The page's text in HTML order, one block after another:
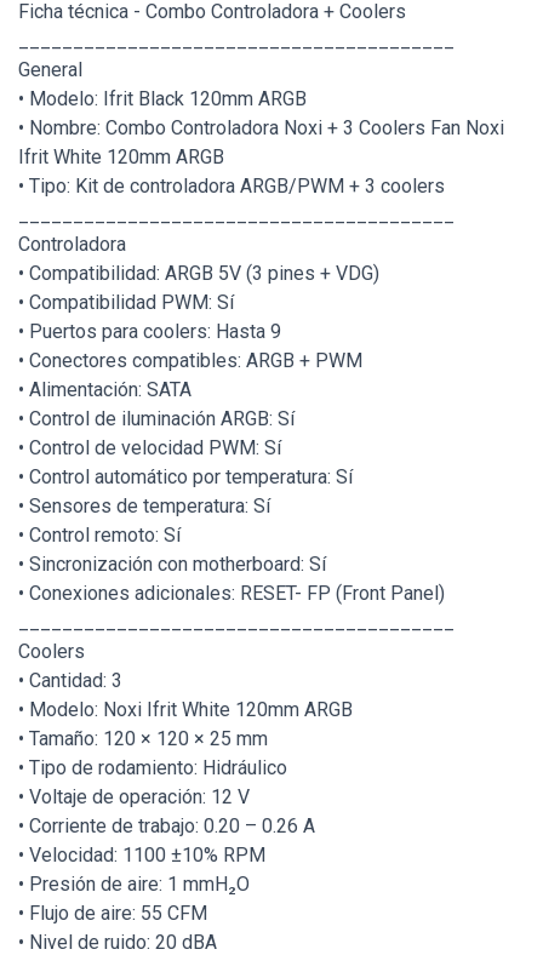
Ficha técnica - Combo Controladora + Coolers
General
• Modelo: Ifrit Black 120mm ARGB
• Nombre: Combo Controladora Noxi + 3 Coolers Fan Noxi
Ifrit White 120mm ARGB
• Tipo: Kit de controladora ARGB/PWM + 3 coolers
Controladora
• Compatibilidad: ARGB 5V (3 pines + VDG)
• Compatibilidad PWM: Sí
• Puertos para coolers: Hasta 9
• Conectores compatibles: ARGB + PWM
• Alimentación: SATA
• Control de iluminación ARGB: Sí
• Control de velocidad PWM: Sí
• Control automático por temperatura: Sí
• Sensores de temperatura: Sí
• Control remoto: Sí
• Sincronización con motherboard: Sí
• Conexiones adicionales: RESET- FP (Front Panel)
Coolers
• Cantidad: 3
• Modelo: Noxi Ifrit White 120mm ARGB
• Tamaño: 120 × 120 × 25 mm
• Tipo de rodamiento: Hidráulico
• Voltaje de operación: 12 V
• Corriente de trabajo: 0.20 – 0.26 A
• Velocidad: 1100 ±10% RPM
• Presión de aire: 1 mmH₂O
• Flujo de aire: 55 CFM
• Nivel de ruido: 20 dBA